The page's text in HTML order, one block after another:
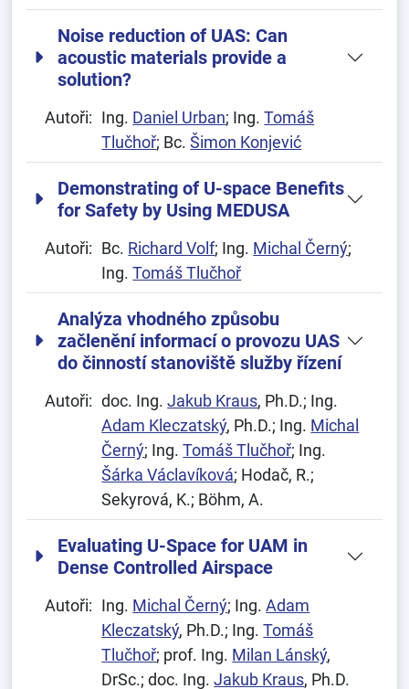
Noise reduction of UAS: Can
acoustic materials provide a
solution?
Autoři: Ing. Daniel Urban; Ing.Tomáš
Tlučhoř; Bc.Šimon Konjević
Demonstrating of U-space Benefits
for Safety by Using MEDUSA
Autoři: Bc. Richard Volf; Ing. Michal Černý;
Ing.Tomáš Tlučhoř
Analýza vhodného způsobu
začlenění informací o provozu UAS
do činností stanoviště služby řízení
Autoři: doc. Ing.Jakub Kraus, Ph.D.; Ing.
Adam Kleczatský, Ph.D.; Ing. Michal
Černý; Ing.Tomáš Tlučhoř; Ing.
Šárka Václavíková; Hodač, R.;
Sekyrová, K.; Böhm, A.
Evaluating U-Space for UAM in
Dense Controlled Airspace
Autoři: Ing. Michal Černý; Ing.Adam
Kleczatský, Ph.D.; Ing.Tomáš
Tlučhoř; prof. Ing. Milan Lánský,
DrSc.; doc. Ing.Jakub Kraus, Ph.D.